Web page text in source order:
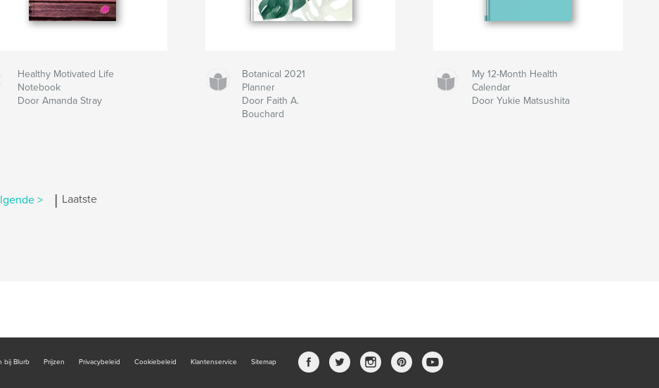
Healthy Motivated Life
Notebook
Door Amanda Stray
Botanical 2021
Planner
Door Faith A.
Bouchard
My 12-Month Health
Calendar
Door Yukie Matsushita
> Laatste
bij Blurb Prijzen Privacybeleid Cookiebeleid Klantenservice Sitemap